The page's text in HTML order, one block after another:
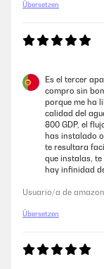
Der Wasserfilter
ist spürbar
verpackt. Der
Gerät etwas laut
darunter anbringen.
der sauberes und
Amazon-Benutzer
Super Filterung
ist die
Übersetzen
Es el tercer
compro sin
porque me ha
calidad del
800 GDP, el
has instalado
te resultara
que instalas, te
hay infinidad
Usuario/a de amazon
Übersetzen